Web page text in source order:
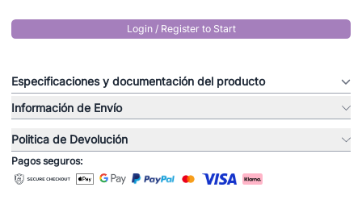
Login / Register to Start
Especificaciones y documentación del producto
Información de Envío
Politica de Devolución
Pagos seguros: